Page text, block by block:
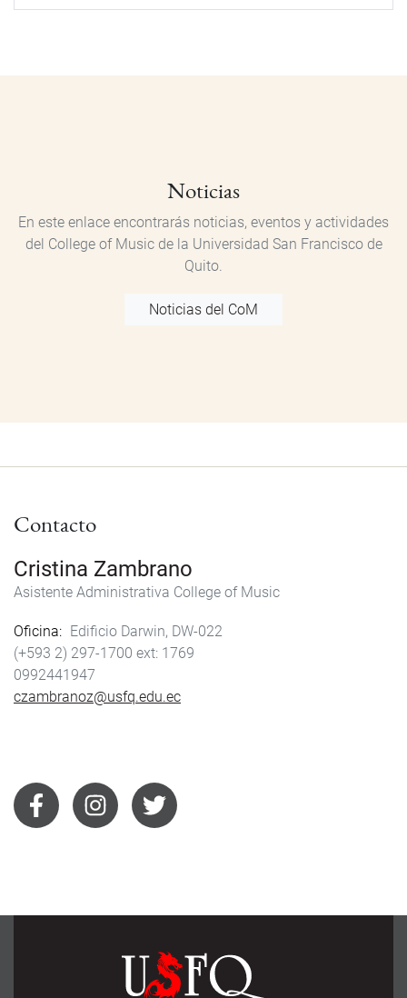
Noticias
En este enlace encontrarás noticias, eventos y actividades
del College of Music de la Universidad San Francisco de
Quito.
Noticias del CoM
Contacto
Cristina Zambrano
Asistente Administrativa College of Music
Oficina
Edificio Darwin, DW-022
(+593 2) 297-1700
1769
0992441947
czambranoz@usfq.edu.ec